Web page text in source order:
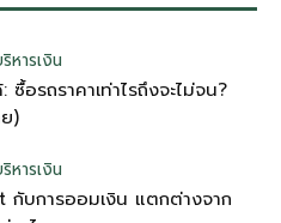
หารเงิน
อรถราคาเท่าไรถึงจะไม่จน?
)
หารเงิน
บการออมเงิน แตกต่างจาก